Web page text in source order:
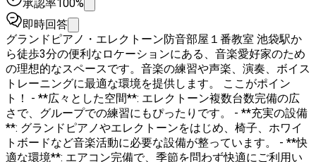
承認率100%
即時回答
グランドピアノ・エレクトーン防音部屋１番教室 池袋駅か
ら徒歩3分の便利なロケーションにある、音楽愛好家のため
の理想的なスペースです。音楽の練習や声楽、演奏、ボイス
トレーニングに最適な環境を提供します。 ここがポイン
ト！ - **広々とした空間**: エレクトーン複数台数完備の広
さで、グループでの練習にもぴったりです。 - **充実の設備
**: グランドピアノやエレクトーンをはじめ、椅子、ホワイ
トボードなど音楽活動に必要な設備が整っています。 - **快
適な環境**: エアコン完備で、季節を問わず快適にご利用い